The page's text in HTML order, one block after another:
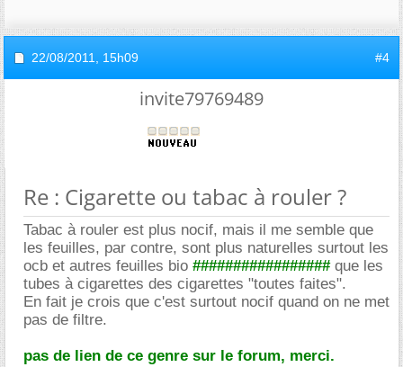
22/08/2011, 15h09 #4
invite79769489
Re : Cigarette ou tabac à rouler ?
Tabac à rouler est plus nocif, mais il me semble que
les feuilles, par contre, sont plus naturelles surtout les
ocb et autres feuilles bio #################que les
tubes à cigarettes des cigarettes "toutes faites".
En fait je crois que c'est surtout nocif quand on ne met
pas de filtre.
pas de lien de ce genre sur le forum, merci.